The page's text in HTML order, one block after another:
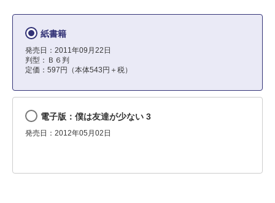
紙書籍
発売日：2011年09月22日
判型：Ｂ６判
定価：597円（本体543円＋税）
電子版：僕は友達が少ない 3
発売日：2012年05月02日